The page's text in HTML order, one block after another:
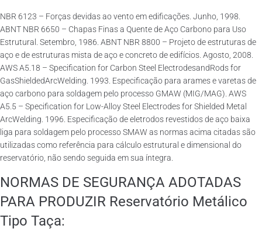
NBR 6123 – Forças devidas ao vento em edificações. Junho, 1998.
ABNT NBR 6650 – Chapas Finas a Quente de Aço Carbono para Uso
Estrutural. Setembro, 1986. ABNT NBR 8800 – Projeto de estruturas de
aço e de estruturas mista de aço e concreto de edifícios. Agosto, 2008.
AWS A5.18 – Specification for Carbon Steel ElectrodesandRods for
GasShieldedArcWelding. 1993. Especificação para arames e varetas de
aço carbono para soldagem pelo processo GMAW (MIG/MAG). AWS
A5.5 – Specification for Low-Alloy Steel Electrodes for Shielded Metal
ArcWelding. 1996. Especificação de eletrodos revestidos de aço baixa
liga para soldagem pelo processo SMAW as normas acima citadas são
utilizadas como referência para cálculo estrutural e dimensional do
reservatório, não sendo seguida em sua íntegra.
NORMAS DE SEGURANÇA ADOTADAS
PARA PRODUZIR Reservatório Metálico
Tipo Taça: